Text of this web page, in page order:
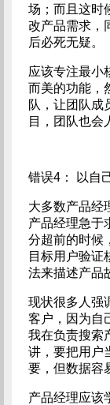
场；而且这时
改产品需求，
后必死无疑。
应该专注最小
而美的功能，
队，让团队成
目，团队也会
错误4： 以自
大多数产品经
产品经理急于
分超前的时候
目标用户验证
法来描述产品
现状很多人强
客户，因为自
我在负责搜索
讲，要把用户
要，但数据容
产品经理应该